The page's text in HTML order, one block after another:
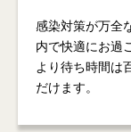
感染対策が万全
内で快適にお過
より待ち時間は
だけます。